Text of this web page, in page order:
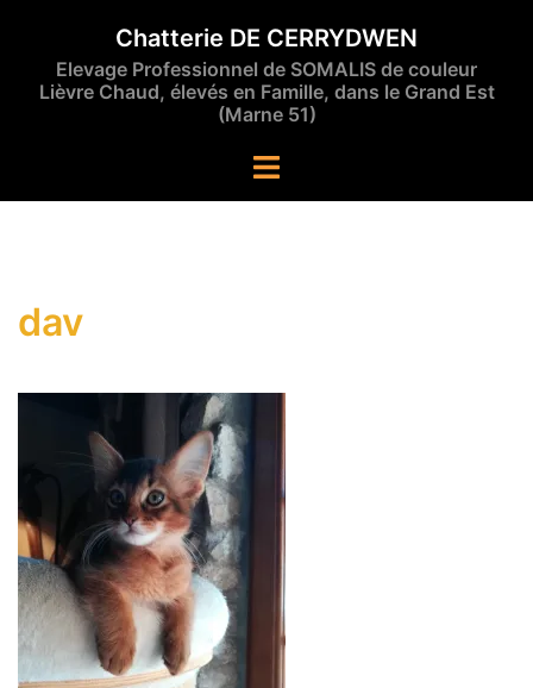
contenu
Chatterie DE CERRYDWEN
Elevage Professionnel de SOMALIS de couleur
Lièvre Chaud, élevés en Famille, dans le Grand Est
(Marne 51)
Ouvrir/fermer
dav